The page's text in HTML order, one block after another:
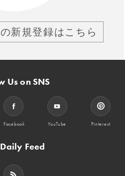
新規登録はこちら
Us on SNS
Facebook YouTube Pinterest
Feed